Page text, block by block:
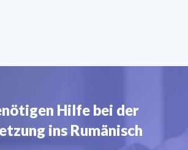
Hilfe bei der
ins Rumänisch